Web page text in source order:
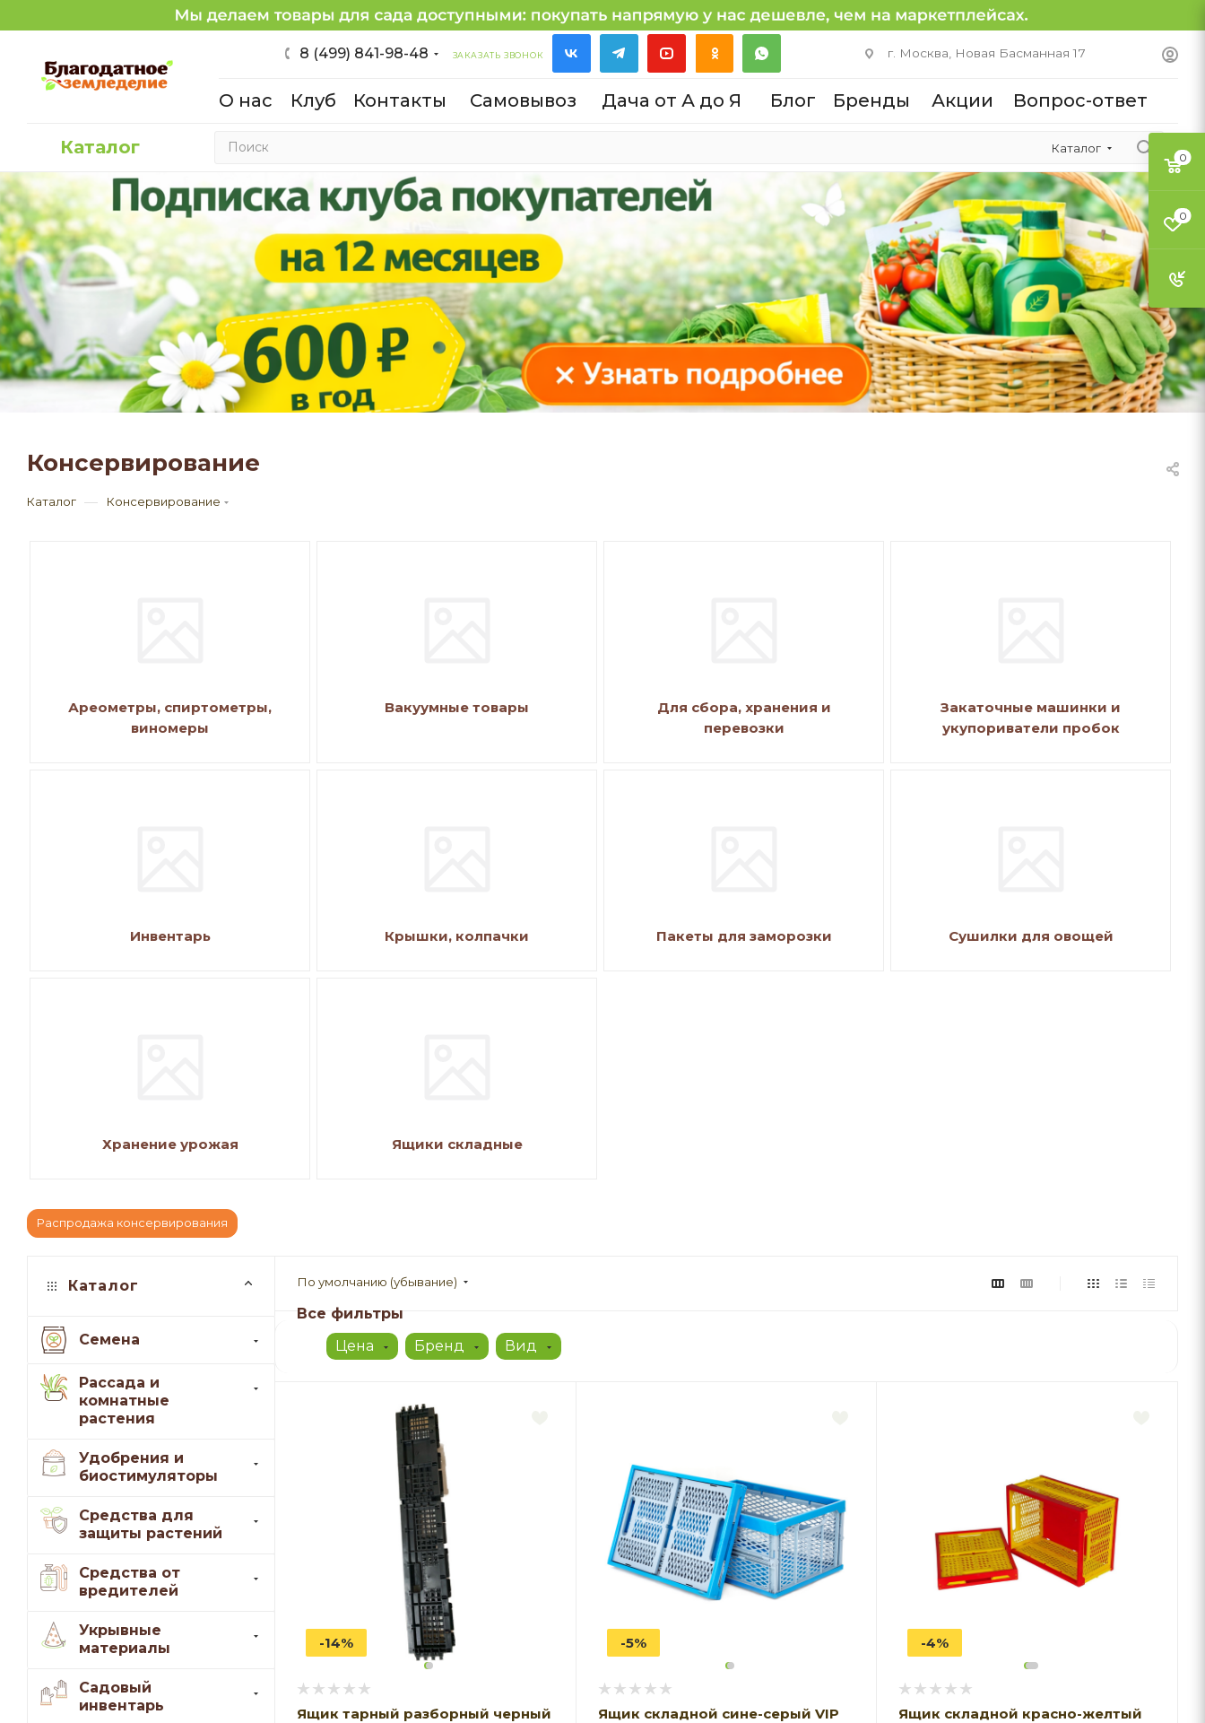
8 (499) 841-98-48 ЗАКАЗАТЬ ЗВОНОК г. Москва, Новая Басманная 17
О нас Клуб Контакты Самовывоз Дача от А до Я Блог Бренды Акции Вопрос-ответ
Каталог Каталог
Консервирование
Каталог — Консервирование
Ареометры, спиртометры,
виномеры
Вакуумные товары
Для сбора, хранения и
перевозки
Закаточные машинки и
укупориватели пробок
Инвентарь Крышки, колпачки Пакеты для заморозки Сушилки для овощей
Хранение урожая Ящики складные
Распродажа консервирования
По умолчанию (убывание)
Все фильтры
Цена
Бренд Вид
-14%
Ящик тарный разборный черный
-5%
Ящик складной сине-серый VIP
-4%
Ящик складной красно-желтый
Каталог
Семена
Рассада и
комнатные
растения
Удобрения и
биостимуляторы
Средства для
защиты растений
Средства от
вредителей
Укрывные
материалы
Садовый
инвентарь
0
0